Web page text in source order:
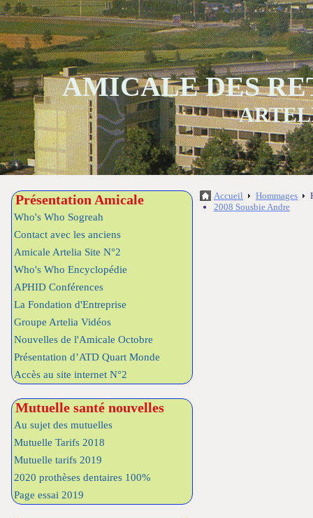
AMICALE DES
Présentation Amicale
Who's Who Sogreah
Contact avec les anciens
Amicale Artelia Site N°2
Who's Who Encyclopédie
APHID Conférences
La Fondation d'Entreprise
Groupe Artelia Vidéos
Nouvelles de l'Amicale Octobre
Présentation d’ATD Quart Monde
Accès au site internet N°2
Mutuelle santé nouvelles
Au sujet des mutuelles
Mutuelle Tarifs 2018
Mutuelle tarifs 2019
2020 prothèses dentaires 100%
Page essai 2019
Accueil Hommages
2008 Sousbie Andre